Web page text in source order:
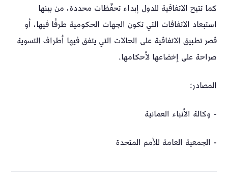
كما تتيح الاتفاقية للدول إبداء تحفّظات محددة، من بينها
استبعاد الاتفاقات التي تكون الجهات الحكومية طرفًا فيها، أو
قصر تطبيق الاتفاقية على الحالات التي يتفق فيها أطراف التسوية
صراحة على إخضاعها لأحكامها.
المصادر:
- وكالة الأنباء العمانية
- الجمعية العامة للأمم المتحدة